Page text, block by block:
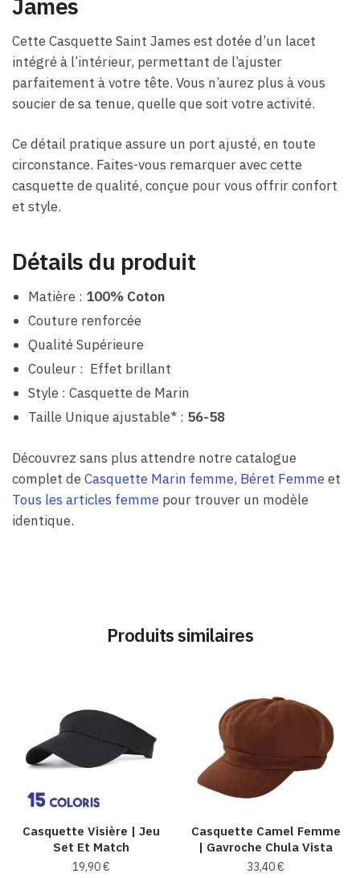
Cette Casquette Saint James est dotée d’un lacet
intégré à l’intérieur, permettant de l’ajuster
parfaitement à votre tête. Vous n’aurez plus à vous
soucier de sa tenue, quelle que soit votre activité.
Ce détail pratique assure un port ajusté, en toute
circonstance. Faites-vous remarquer avec cette
casquette de qualité, conçue pour vous offrir confort
et style.
Détails du produit
Matière : 100% Coton
Couture renforcée
Qualité Supérieure
Couleur : Effet brillant
Style : Casquette de Marin
Taille Unique ajustable* : 56-58
Découvrez sans plus attendre notre catalogue
complet deCasquette Marin femme, Béret Femmeet
Tous les articles femme pour trouver un modèle
identique.
Produits similaires
Casquette Visière | Jeu
Set Et Match
19,90€
Casquette Camel Femme
| Gavroche Chula Vista
33,40€